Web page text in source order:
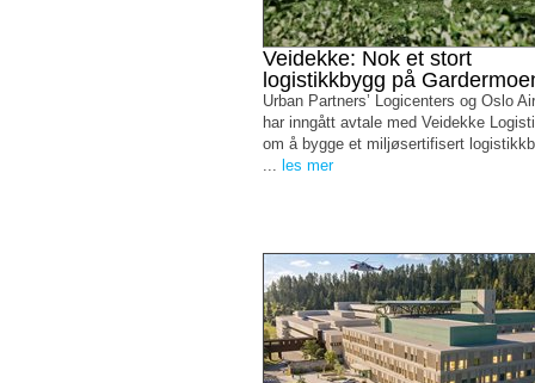
Veidekke: Nok et stort
logistikkbygg på
Urban Partners’ Logicenters og Oslo
har inngått avtale med Veidekke
om å bygge et miljøsertifisert
... les mer